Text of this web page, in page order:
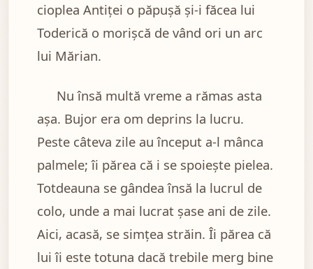
cioplea Antiței o păpușă și-i făcea lui
Toderică o morișcă de vând ori un arc
lui Mărian.
Nu însă multă vreme a rămas asta
așa. Bujor era om deprins la lucru.
Peste câteva zile au început a-l mânca
palmele; îi părea că i se spoiește pielea.
Totdeauna se gândea însă la lucrul de
colo, unde a mai lucrat șase ani de zile.
Aici, acasă, se simțea străin. Îi părea că
lui îi este totuna dacă trebile merg bine